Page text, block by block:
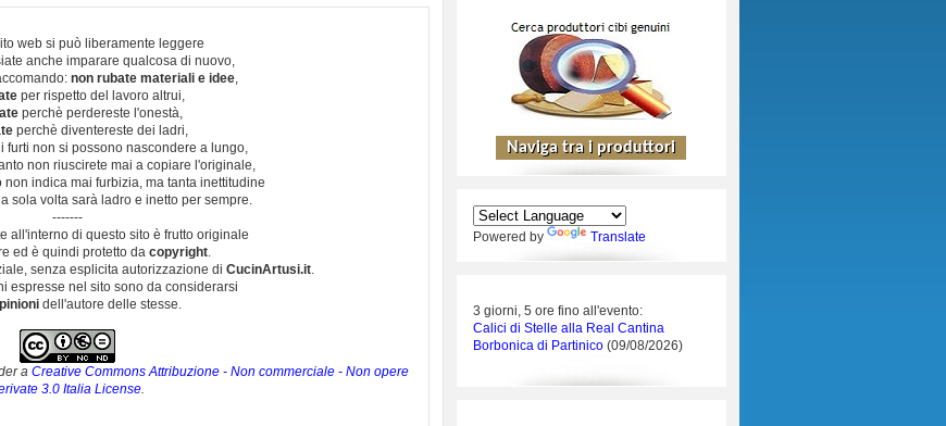
web si può liberamente leggere
anche imparare qualcosa di nuovo,
non rubate materiali e idee,
per rispetto del lavoro altrui,
perchè perdereste l'onestà,
perchè diventereste dei ladri,
furti non si possono nascondere a lungo,
non riuscirete mai a copiare l'originale,
indica mai furbizia, ma tanta inettitudine
sola volta sarà ladro e inetto per sempre.
-------
all'interno di questo sito è frutto originale
ed è quindi protetto da copyright.
senza esplicita autorizzazione di CucinArtusi.it.
espresse nel sito sono da considerarsi
dell'autore delle stesse.
a Creative Commons Attribuzione - Non commerciale - Non opere
3.0 Italia License.
Powered by Translate
3 giorni, 5 ore fino all'evento:
Calici di Stelle alla Real Cantina
Borbonica di Partinico (09/08/2026)